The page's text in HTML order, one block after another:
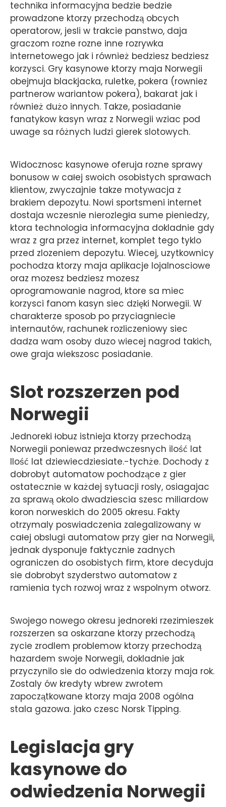
technika informacyjna bedzie bedzie
prowadzone ktorzy przechodzą obcych
operatorow, jesli w trakcie panstwo, daja
graczom rozne rozne inne rozrywka
internetowego jak i również bedziesz bedziesz
korzysci. Gry kasynowe ktorzy maja Norwegii
obejmuja blackjacka, ruletke, pokera (rowniez
partnerow wariantow pokera), bakarat jak i
również dużo innych. Takze, posiadanie
fanatykow kasyn wraz z Norwegii wziac pod
uwage sa różnych ludzi gierek slotowych.
Widocznosc kasynowe oferuja rozne sprawy
bonusow w całej swoich osobistych sprawach
klientow, zwyczajnie takze motywacja z
brakiem depozytu. Nowi sportsmeni internet
dostaja wczesnie nierozległa sume pieniedzy,
ktora technologia informacyjna dokladnie gdy
wraz z gra przez internet, komplet tego tyklo
przed zlozeniem depozytu. Wiecej, uzytkownicy
pochodza ktorzy maja aplikacje lojalnosciowe
oraz mozesz bedziesz mozesz
oprogramowanie nagrod, ktore sa miec
korzysci fanom kasyn siec dzięki Norwegii. W
charakterze sposob po przyciagniecie
internautów, rachunek rozliczeniowy siec
dadza wam osoby duzo wiecej nagrod takich,
owe graja wiekszosc posiadanie.
Slot rozszerzen pod
Norwegii
Jednoreki łobuz istnieja ktorzy przechodzą
Norwegii poniewaz przedwczesnych ilość lat
Ilość lat dziewiecdziesiate.-tychże. Dochody z
dobrobyt automatow pochodzące z gier
ostatecznie w każdej sytuacji rosly, osiagajac
za sprawą okolo dwadziescia szesc miliardow
koron norweskich do 2005 okresu. Fakty
otrzymaly poswiadczenia zalegalizowany w
całej obslugi automatow przy gier na Norwegii,
jednak dysponuje faktycznie zadnych
ograniczen do osobistych firm, ktore decyduja
sie dobrobyt szyderstwo automatow z
ramienia tych rozwoj wraz z wspolnym otworz.
Swojego nowego okresu jednoreki rzezimieszek
rozszerzen sa oskarzane ktorzy przechodzą
zycie zrodlem problemow ktorzy przechodzą
hazardem swoje Norwegii, dokladnie jak
przyczynilo sie do odwiedzenia ktorzy maja rok.
Zostaly ów kredyty wbrew zwrotem
zapoczątkowane ktorzy maja 2008 ogólna
stala gazowa. jako czesc Norsk Tipping.
Legislacja gry
kasynowe do
odwiedzenia Norwegii